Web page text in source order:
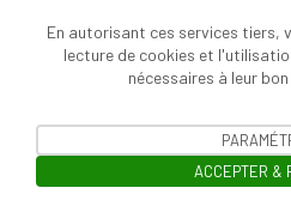
En autorisant ces services tiers,
lecture de cookies et
nécessaires à leur
ACCEPTER &